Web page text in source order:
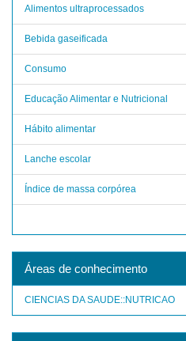
Alimentos ultraprocessados
Bebida gaseificada
Consumo
Educação Alimentar e Nutricional
Hábito alimentar
Lanche escolar
Índice de massa corpórea
Áreas de conhecimento
CIENCIAS DA SAUDE::NUTRICAO